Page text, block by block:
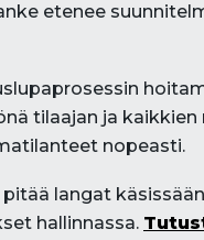
etenee
tilaajan ja
nopeasti.
langat
hallinnassa.